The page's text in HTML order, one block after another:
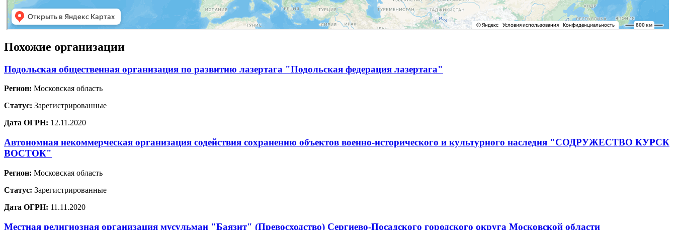
Похожие организации
Подольская общественная организация по развитию лазертага "Подольская федерация лазертага"
Регион: Московская область
Статус: Зарегистрированные
Дата ОГРН: 12.11.2020
Автономная некоммерческая организация содействия сохранению объектов военно-исторического и культурного наследия "СОДРУЖЕСТВО КУРСК
ВОСТОК"
Регион: Московская область
Статус: Зарегистрированные
Дата ОГРН: 11.11.2020
Местная религиозная организация мусульман "Баязит" (Превосходство) Сергиево-Посадского городского округа Московской области